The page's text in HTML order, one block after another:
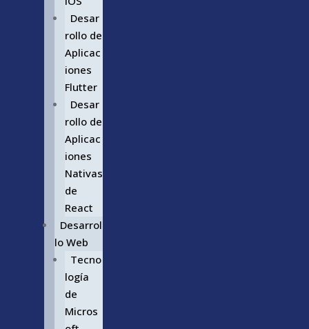
Desar
rollo de
Aplicac
iones
Flutter
Desar
rollo de
Aplicac
iones
Nativas
de
React
Desarrol
lo Web
Tecno
logía
de
Micros